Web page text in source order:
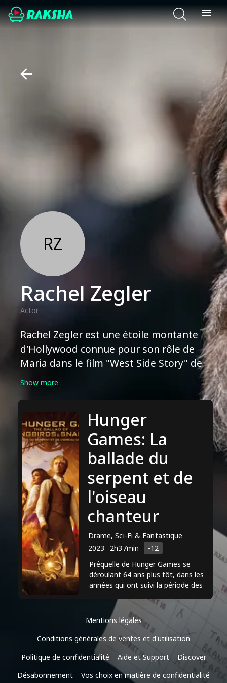
RZ
Rachel Zegler
Actor
Rachel Zegler est une étoile montante
d'Hollywood connue pour son rôle de
Maria dans le film "West Side Story" de
Steven Spielberg (2021). Elle a
avant d'obtenir le rôle principal dans le
film. Zegler a été acclamée par la
critique pour sa performance dans la
comédie musicale, et a reçu des éloges
pour ses talents de chanteuse et
d'actrice. Aujourd'hui, sa carrière est en
pleine ascension, et elle devrait jouer
dans le remake en prise de vue réelle
de "Blanche-Neige", réalisé par Disney.
Show more
Hunger
Games: La
ballade du
serpent et de
l'oiseau
chanteur
Drame, Sci-Fi & Fantastique
2023
2h37min
-12
Préquelle de Hunger Games se
déroulant 64 ans plus tôt, dans les
années qui ont suivi la période des
rébellion ratée à Panem... ...
Mentions légales
Conditions générales de ventes et d'utilisation
Politique de confidentialité
Aide et Support
Discover
Désabonnement
Vos choix en matière de confidentialité